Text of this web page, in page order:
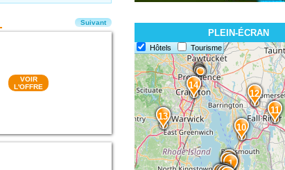
VOIR
L'OFFRE
Suivant
PLEIN-ÉCRAN
Hôtels Tourisme
14
13
12
11
10
3
21